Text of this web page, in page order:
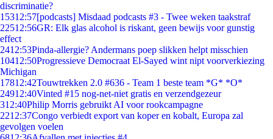
discriminatie?
15312:57[podcasts] Misdaad podcasts #3 - Twee weken taakstraf
22512:56GR: Elk glas alcohol is riskant, geen bewijs voor gunstig
effect
2412:53Pinda-allergie? Andermans poep slikken helpt misschien
10412:50Progressieve Democraat El-Sayed wint nipt voorverkiezing
Michigan
17812:42Touwtrekken 2.0 #636 - Team 1 beste team *G* *O*
24912:40Vinted #15 nog-net-niet gratis en verzendgezeur
312:40Philip Morris gebruikt AI voor rookcampagne
2212:37Congo verbiedt export van koper en kobalt, Europa zal
gevolgen voelen